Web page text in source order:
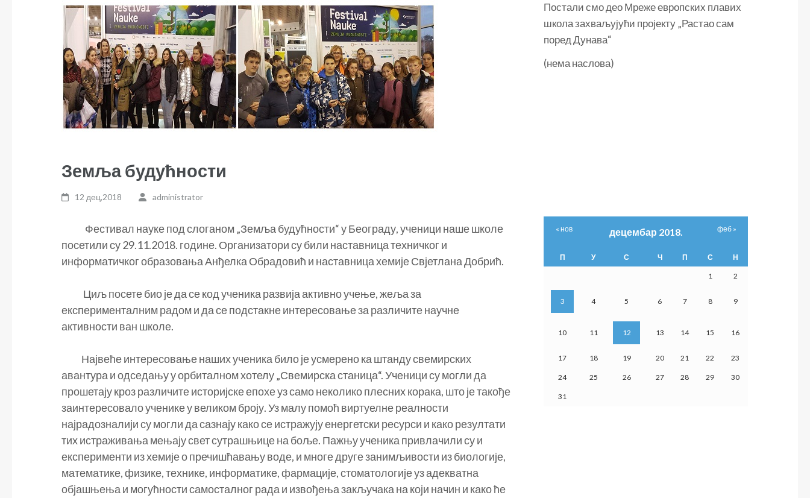
Земља будућности
12 дец,2018 administrator
Фестивал науке под слоганом „Земља будућности“ у Београду, ученици наше школе
посетили су 29.11.2018. године. Организатори су били наставница техничког и
информатичког образовања Анђелка Обрадовић и наставница хемије Свјетлана Добрић.
Циљ посете био је да се код ученика развија активно учење, жеља за
експерименталним радом и да се подстакне интересовање за различите научне
активности ван школе.
Највеће интересовање наших ученика било је усмерено ка штанду свемирских
авантура и одседању у орбиталном хотелу „Свемирска станица“. Ученици су могли да
прошетају кроз различите историјске епохе уз само неколико плесних корака, што је такође
заинтересовало ученике у великом броју. Уз малу помоћ виртуелне реалности
најрадозналији су могли да сазнају како се истражују енергетски ресурси и како резултати
тих истраживања мењају свет сутрашњице на боље. Пажњу ученика привлачили су и
експерименти из хемије о пречишћавању воде, и многе друге занимљивости из биологије,
математике, физике, технике, информатике, фармације, стоматологије уз адекватна
објашњења и могућности самосталног рада и извођења закључака на који начин и како ће
Постали смо део Мреже европских плавих
школа захваљујући пројекту „Растао сам
поред Дунава“
(нема наслова)
децембар 2018.
П У С Ч П С Н
1 2
3 4 5 6 7 8 9
10 11 12 13 14 15 16
17 18 19 20 21 22 23
24 25 26 27 28 29 30
31
« нов феб »